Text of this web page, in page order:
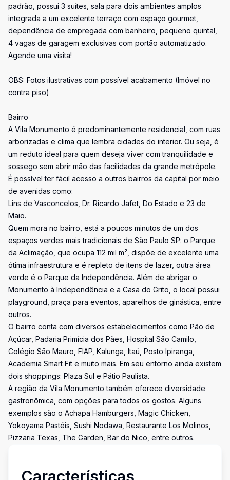
padrão, possui 3 suítes, sala para dois ambientes amplos
integrada a um excelente terraço com espaço gourmet,
dependência de empregada com banheiro, pequeno quintal,
4 vagas de garagem exclusivas com portão automatizado.
Agende uma visita!
OBS: Fotos ilustrativas com possível acabamento (Imóvel no
contra piso)
Bairro
A Vila Monumento é predominantemente residencial, com ruas
arborizadas e clima que lembra cidades do interior. Ou seja, é
um reduto ideal para quem deseja viver com tranquilidade e
sossego sem abrir mão das facilidades da grande metrópole.
É possível ter fácil acesso a outros bairros da capital por meio
de avenidas como:
Lins de Vasconcelos, Dr. Ricardo Jafet, Do Estado e 23 de
Maio.
Quem mora no bairro, está a poucos minutos de um dos
espaços verdes mais tradicionais de São Paulo SP: o Parque
da Aclimação, que ocupa 112 mil m², dispõe de excelente uma
ótima infraestrutura e é repleto de itens de lazer, outra área
verde é o Parque da Independência. Além de abrigar o
Monumento à Independência e a Casa do Grito, o local possui
playground, praça para eventos, aparelhos de ginástica, entre
outros.
O bairro conta com diversos estabelecimentos como Pão de
Açúcar, Padaria Primícia dos Pães, Hospital São Camilo,
Colégio São Mauro, FIAP, Kalunga, Itaú, Posto Ipiranga,
Academia Smart Fit e muito mais. Em seu entorno ainda existem
dois shoppings: Plaza Sul e Pátio Paulista.
A região da Vila Monumento também oferece diversidade
gastronômica, com opções para todos os gostos. Alguns
exemplos são o Achapa Hamburgers, Magic Chicken,
Yokoyama Pastéis, Sushi Nodawa, Restaurante Los Molinos,
Pizzaria Texas, The Garden, Bar do Nico, entre outros.